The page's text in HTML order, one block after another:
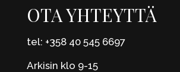
OTA YHTEYTTÄ
tel: +358 40 545 6697
Arkisin klo 9-15